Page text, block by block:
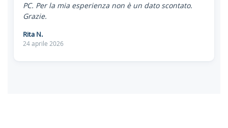
PC. Per la mia esperienza non è un dato scontato.
Grazie.
Rita N.
24 aprile 2026